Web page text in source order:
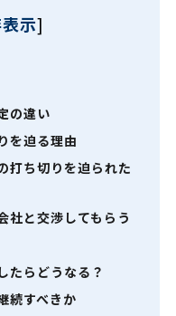
示]
の違い
を迫る理由
打ち切りを迫られた
社と交渉してもらう
たらどうなる？
続すべきか